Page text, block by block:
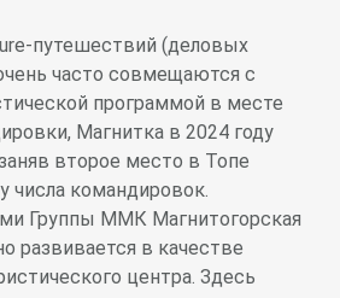
путешествий (деловых
часто совмещаются с
программой в месте
Магнитка в 2024 году
второе место в Топе
числа командировок.
Группы ММК Магнитогорская
развивается в качестве
центра. Здесь